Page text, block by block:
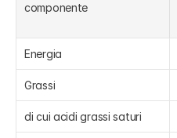
componente
Energia
Grassi
di cui acidi grassi saturi